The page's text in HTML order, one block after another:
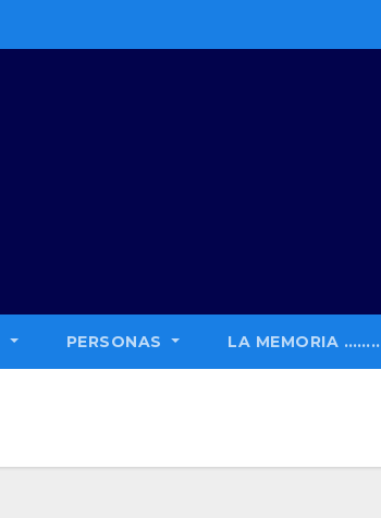
PERSONAS LA MEMORIA ……..